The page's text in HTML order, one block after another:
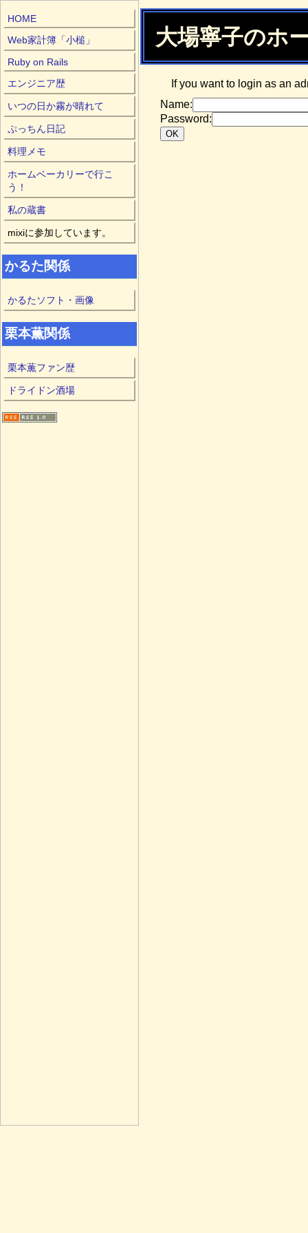
大場寧子のホ
If you want to login as an
Name:
Password:
HOME
Web家計簿「小槌」
Ruby on Rails
エンジニア歴
いつの日か霧が晴れて
ぷっちん日記
料理メモ
ホームベーカリーで行こ
う！
私の蔵書
mixiに参加しています。
かるた関係
かるたソフト・画像
栗本薫関係
栗本薫ファン歴
ドライドン酒場